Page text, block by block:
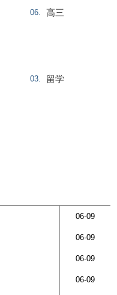
06. 高三
03. 留学
06-09
06-09
06-09
06-09